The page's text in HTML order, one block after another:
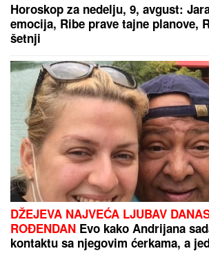
Horoskop za nedelju, 9, avgust:
emocija, Ribe prave tajne planove,
šetnji
DŽEJEVA NAJVEĆA LJUBAV
ROĐENDAN Evo kako Andrijana
kontaktu sa njegovim ćerkama, a